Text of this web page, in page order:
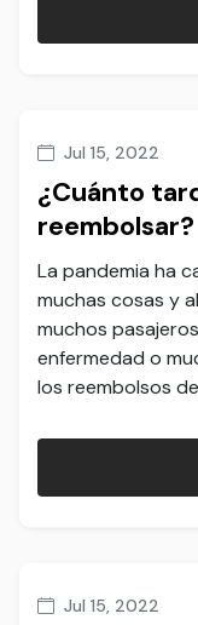
Jul 15, 2022
¿Cuánto
reembolsar?
La pandemia ha
muchas cosas y
muchos
enfermedad o
los reembolsos
Jul 15, 2022